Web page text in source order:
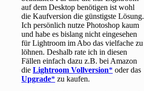
auf dem Desktop benötigen ist wohl
die Kaufversion die günstigste Lösung.
Ich persönlich nutze Photoshop kaum
und habe es bislang nicht eingesehen
für Lightroom im Abo das vielfache zu
löhnen. Deshalb rate ich in diesen
Fällen einfach dazu z.B. bei Amazon
dieLightroom Vollversion
oder das
Upgrade
zu kaufen.